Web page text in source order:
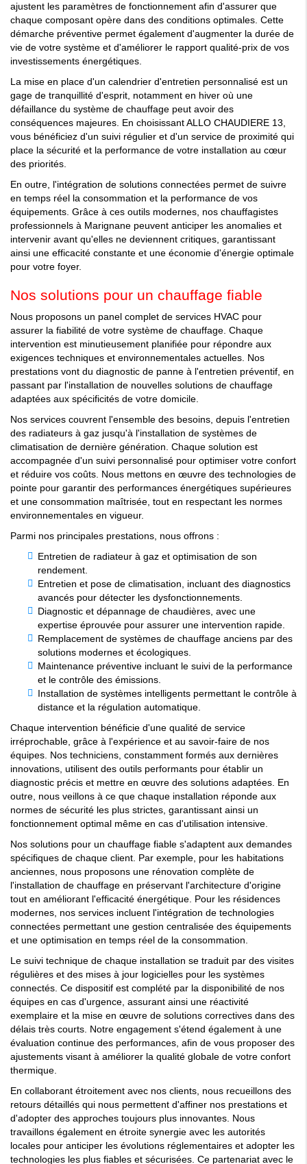
ajustent les paramètres de fonctionnement afin d'assurer que
chaque composant opère dans des conditions optimales. Cette
démarche préventive permet également d'augmenter la durée de
vie de votre système et d'améliorer le rapport qualité-prix de vos
investissements énergétiques.
La mise en place d'un calendrier d'entretien personnalisé est un
gage de tranquillité d'esprit, notamment en hiver où une
défaillance du système de chauffage peut avoir des
conséquences majeures. En choisissant ALLO CHAUDIERE 13,
vous bénéficiez d'un suivi régulier et d'un service de proximité qui
place la sécurité et la performance de votre installation au cœur
des priorités.
En outre, l'intégration de solutions connectées permet de suivre
en temps réel la consommation et la performance de vos
équipements. Grâce à ces outils modernes, nos chauffagistes
professionnels à Marignane peuvent anticiper les anomalies et
intervenir avant qu'elles ne deviennent critiques, garantissant
ainsi une efficacité constante et une économie d'énergie optimale
pour votre foyer.
Nos solutions pour un chauffage fiable
Nous proposons un panel complet de services HVAC pour
assurer la fiabilité de votre système de chauffage. Chaque
intervention est minutieusement planifiée pour répondre aux
exigences techniques et environnementales actuelles. Nos
prestations vont du diagnostic de panne à l'entretien préventif, en
passant par l'installation de nouvelles solutions de chauffage
adaptées aux spécificités de votre domicile.
Nos services couvrent l'ensemble des besoins, depuis l'entretien
des radiateurs à gaz jusqu'à l'installation de systèmes de
climatisation de dernière génération. Chaque solution est
accompagnée d'un suivi personnalisé pour optimiser votre confort
et réduire vos coûts. Nous mettons en œuvre des technologies de
pointe pour garantir des performances énergétiques supérieures
et une consommation maîtrisée, tout en respectant les normes
environnementales en vigueur.
Parmi nos principales prestations, nous offrons :
Entretien de radiateur à gaz et optimisation de son
rendement.
Entretien et pose de climatisation, incluant des diagnostics
avancés pour détecter les dysfonctionnements.
Diagnostic et dépannage de chaudières, avec une
expertise éprouvée pour assurer une intervention rapide.
Remplacement de systèmes de chauffage anciens par des
solutions modernes et écologiques.
Maintenance préventive incluant le suivi de la performance
et le contrôle des émissions.
Installation de systèmes intelligents permettant le contrôle à
distance et la régulation automatique.
Chaque intervention bénéficie d'une qualité de service
irréprochable, grâce à l'expérience et au savoir-faire de nos
équipes. Nos techniciens, constamment formés aux dernières
innovations, utilisent des outils performants pour établir un
diagnostic précis et mettre en œuvre des solutions adaptées. En
outre, nous veillons à ce que chaque installation réponde aux
normes de sécurité les plus strictes, garantissant ainsi un
fonctionnement optimal même en cas d'utilisation intensive.
Nos solutions pour un chauffage fiable s'adaptent aux demandes
spécifiques de chaque client. Par exemple, pour les habitations
anciennes, nous proposons une rénovation complète de
l'installation de chauffage en préservant l'architecture d'origine
tout en améliorant l'efficacité énergétique. Pour les résidences
modernes, nos services incluent l'intégration de technologies
connectées permettant une gestion centralisée des équipements
et une optimisation en temps réel de la consommation.
Le suivi technique de chaque installation se traduit par des visites
régulières et des mises à jour logicielles pour les systèmes
connectés. Ce dispositif est complété par la disponibilité de nos
équipes en cas d'urgence, assurant ainsi une réactivité
exemplaire et la mise en œuvre de solutions correctives dans des
délais très courts. Notre engagement s'étend également à une
évaluation continue des performances, afin de vous proposer des
ajustements visant à améliorer la qualité globale de votre confort
thermique.
En collaborant étroitement avec nos clients, nous recueillons des
retours détaillés qui nous permettent d'affiner nos prestations et
d'adopter des approches toujours plus innovantes. Nous
travaillons également en étroite synergie avec les autorités
locales pour anticiper les évolutions réglementaires et adopter les
technologies les plus fiables et sécurisées. Ce partenariat avec le